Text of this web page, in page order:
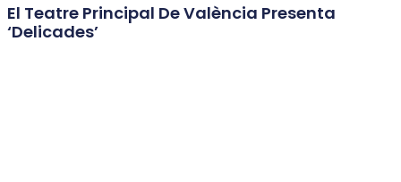
El Teatre Principal De València Presenta
‘Delicades’